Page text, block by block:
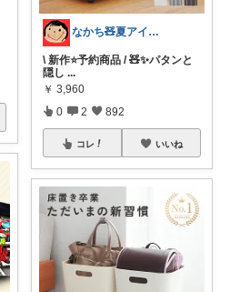
なかち🧸夏アイテム＆便利グッズ✨
\ 新作⭐️予約商品 / 🧸✨パタンと
隠し ...
￥ 3,960
0 2 892
コレ いいね